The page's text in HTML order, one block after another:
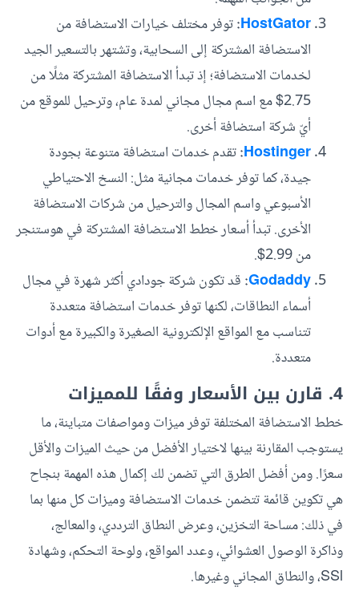
HostGator
:توفر مختلف خيارات الاستضافة من
الاستضافة المشتركة إلى السحابية، وتشتهر بالتسعير الجيد
لخدمات الاستضافة؛ إذ تبدأ الاستضافة المشتركة مثلًا من
2.75$ مع اسم مجال مجاني لمدة عام، وترحيل للموقع من
أيّ شركة استضافة أخرى.
Hostinger
:تقدم خدمات استضافة متنوعة بجودة
جيدة، كما توفر خدمات مجانية مثل: النسخ الاحتياطي
الأسبوعي واسم المجال والترحيل من شركات الاستضافة
الأخرى. تبدأ أسعار خطط الاستضافة المشتركة في هوستنجر
من 2.99$.
Godaddy
: قد تكون شركة جودادي أكثر شهرة في مجال
أسماء النطاقات، لكنها توفر خدمات استضافة متعددة
تتناسب مع المواقع الإلكترونية الصغيرة والكبيرة مع أدوات
متعددة.
4. قارن بين الأسعار وفقًا للمميزات
خطط الاستضافة المختلفة توفر ميزات ومواصفات متباينة، ما
يستوجب المقارنة بينها لاختيار الأفضل من حيث الميزات والأقل
سعرًا. ومن أفضل الطرق التي تضمن لك إكمال هذه المهمة بنجاح
هي تكوين قائمة تتضمن خدمات الاستضافة وميزات كل منها بما
في ذلك: مساحة التخزين، وعرض النطاق الترددي، والمعالج،
وذاكرة الوصول العشوائي، وعدد المواقع، ولوحة التحكم، وشهادة
SSl، والنطاق المجاني وغيرها.